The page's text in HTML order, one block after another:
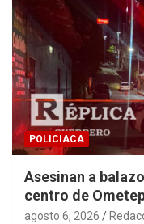
POLICIACA
Asesinan a
centro de
agosto 6, 2026